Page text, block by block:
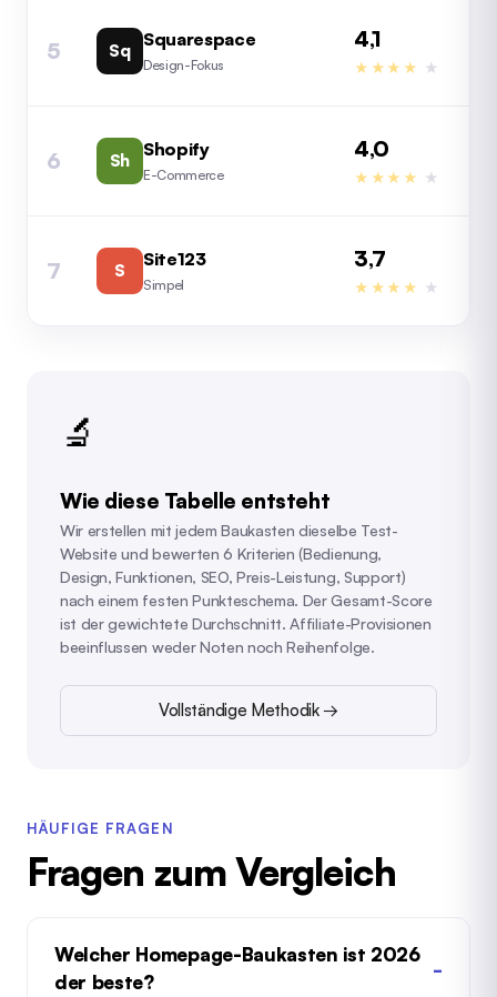
5 Sq
Squarespace
Design-Fokus
4,1
★★★★ ★
6 Sh
Shopify
E-Commerce
4,0
★★★★ ★
7 S
Site123
Simpel
3,7
★★★★ ★
🔬
Wie diese Tabelle entsteht
Wir erstellen mit jedem Baukasten dieselbe Test-
Website und bewerten 6 Kriterien (Bedienung,
Design, Funktionen, SEO, Preis-Leistung, Support)
nach einem festen Punkteschema. Der Gesamt-Score
ist der gewichtete Durchschnitt. Affiliate-Provisionen
beeinflussen weder Noten noch Reihenfolge.
Vollständige Methodik →
HÄUFIGE FRAGEN
Fragen zum Vergleich
Welcher Homepage-Baukasten ist 2026
der beste?